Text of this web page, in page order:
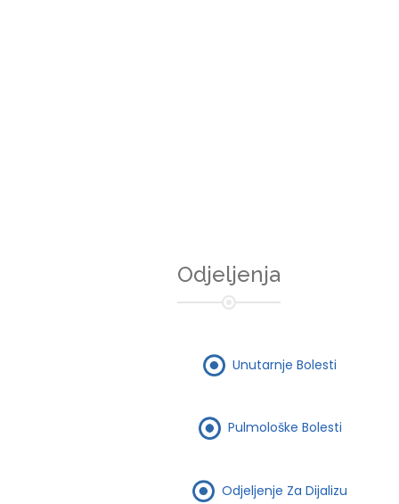
Odjeljenja
Unutarnje Bolesti
Pulmološke Bolesti
Odjeljenje Za Dijalizu